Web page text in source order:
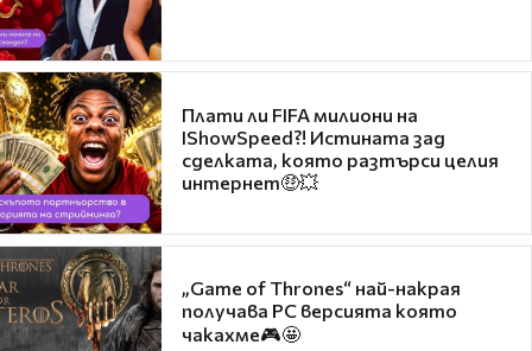
Плати ли FIFA милиони на
IShowSpeed?! Истината зад
сделката, която разтърси целия
интернет🤑💥
„Game of Thrones“ най-накрая
получава PC версията която
чакахме🎮🤩